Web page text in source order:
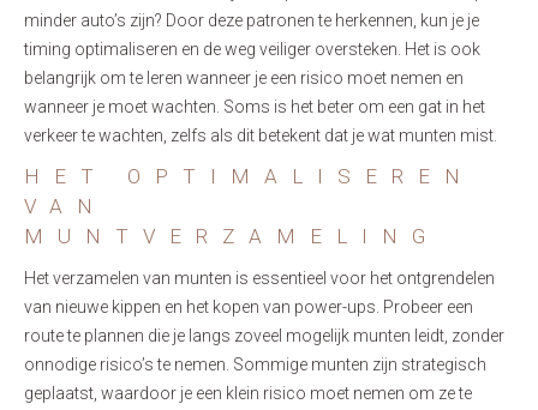
minder auto’s zijn? Door deze patronen te herkennen, kun je je
timing optimaliseren en de weg veiliger oversteken. Het is ook
belangrijk om te leren wanneer je een risico moet nemen en
wanneer je moet wachten. Soms is het beter om een ​​gat in het
verkeer te wachten, zelfs als dit betekent dat je wat munten mist.
HET OPTIMALISEREN
VAN
MUNTVERZAMELING
Het verzamelen van munten is essentieel voor het ontgrendelen
van nieuwe kippen en het kopen van power-ups. Probeer een
route te plannen die je langs zoveel mogelijk munten leidt, zonder
onnodige risico’s te nemen. Sommige munten zijn strategisch
geplaatst, waardoor je een klein risico moet nemen om ze te